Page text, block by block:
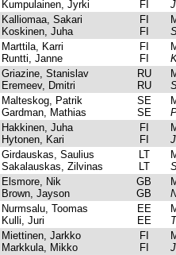
Kumpulainen, Jyrki FI
Kalliomaa, Sakari
Koskinen, Juha
FI
FI
Marttila, Karri
Runtti, Janne
FI
FI
Griazine, Stanislav
Eremeev, Dmitri
RU
RU
Malteskog, Patrik
Gardman, Mathias
SE
SE
Hakkinen, Juha
Hytonen, Kari
FI
FI
Girdauskas, Saulius
Sakalauskas, Zilvinas
LT
LT
Elsmore, Nik
Brown, Jayson
GB
GB
Nurmsalu, Toomas
Kulli, Juri
EE
EE
Miettinen, Jarkko
Markkula, Mikko
FI
FI